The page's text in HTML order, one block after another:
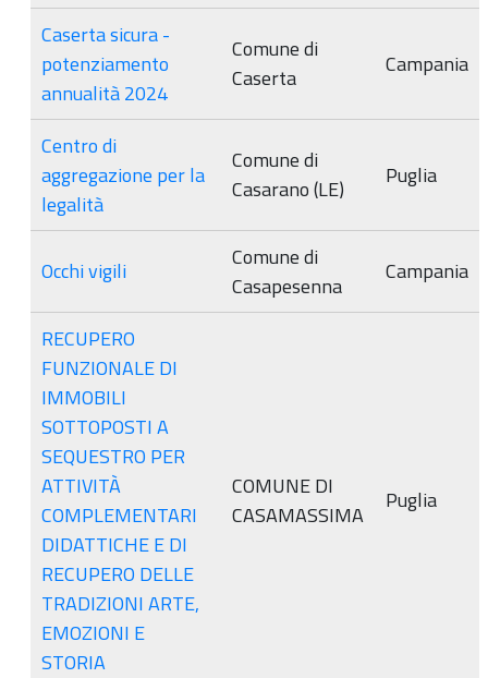
Caserta sicura -
potenziamento
annualità 2024
Comune di
Caserta
Campania
Centro di
aggregazione per la
legalità
Comune di
Casarano (LE)
Puglia
Occhi vigili
Comune di
Casapesenna
Campania
RECUPERO
FUNZIONALE DI
IMMOBILI
SOTTOPOSTI A
SEQUESTRO PER
ATTIVITÀ
COMPLEMENTARI
DIDATTICHE E DI
RECUPERO DELLE
TRADIZIONI ARTE,
EMOZIONI E
STORIA
COMUNE DI
CASAMASSIMA
Puglia